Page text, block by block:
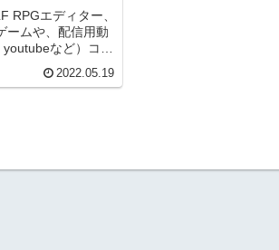
RPGエディター、
ームや、配信用動
など）コン
ションなどで使え
ギャラリーです。
2022.05.19